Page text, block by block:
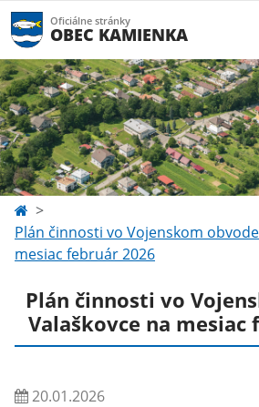
Oficiálne stránky
OBEC KAMIENKA
Plán činnosti vo Vojenskom
mesiac február 2026
Plán činnosti vo
Valaškovce na mesiac
20.01.2026